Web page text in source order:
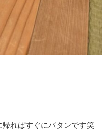
ればすぐにバタンです笑